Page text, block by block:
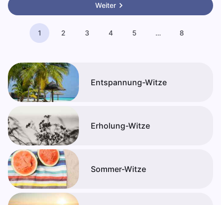
Weiter
1 2 3 4 5 … 8
Entspannung-Witze
Erholung-Witze
Sommer-Witze